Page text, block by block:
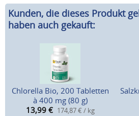
Kunden, die dieses Produkt
haben auch gekauft:
Chlorella Bio, 200 Tabletten
à 400 mg (80 g)
13,99 € 174,87 € / kg